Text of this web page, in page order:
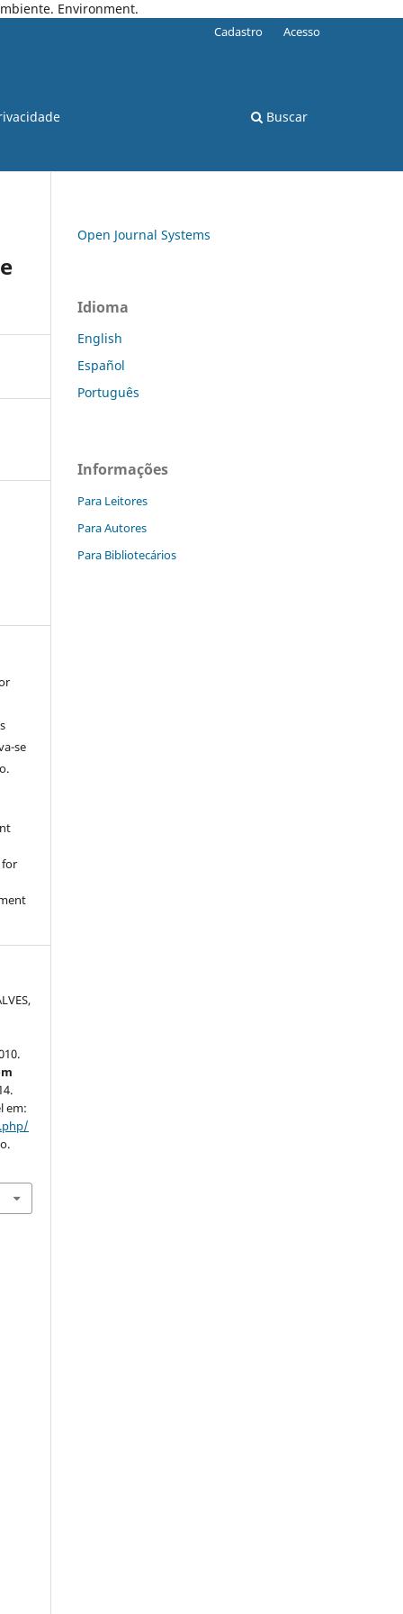
Environment.
Buscar
Cadastro Acesso
se
for
em:
Open Journal Systems
Idioma
English
Español
Português
Informações
Para Leitores
Para Autores
Para Bibliotecários